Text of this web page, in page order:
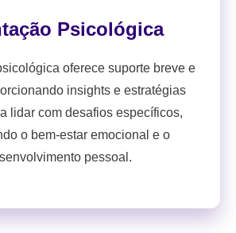
Psicológica
oferece suporte breve e
insights e estratégias
lidar com desafios específicos,
o bem-estar emocional e o
pessoal.